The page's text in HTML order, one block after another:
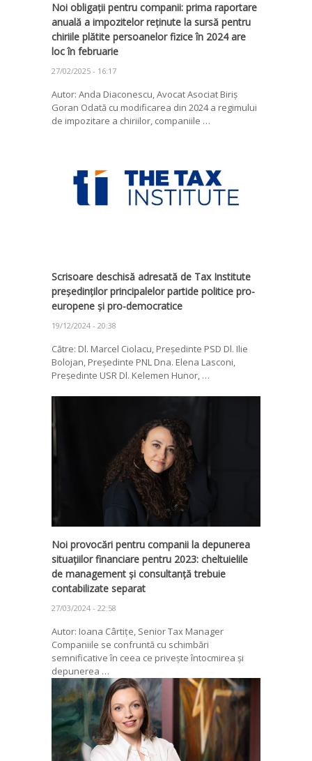
Noi obligații pentru companii: prima raportare
anuală a impozitelor reținute la sursă pentru
chiriile plătite persoanelor fizice în 2024 are
loc în februarie
27/02/2025 - 16:17
Autor: Anda Diaconescu, Avocat Asociat Biriș
Goran Odată cu modificarea din 2024 a regimului
de impozitare a chiriilor, companiile …
Scrisoare deschisă adresată de Tax Institute
președinților principalelor partide politice pro-
europene și pro-democratice
19/12/2024 - 20:38
Către: Dl. Marcel Ciolacu, Președinte PSD Dl. Ilie
Bolojan, Președinte PNL Dna. Elena Lasconi,
Președinte USR Dl. Kelemen Hunor, …
Noi provocări pentru companii la depunerea
situațiilor financiare pentru 2023: cheltuielile
de management și consultanță trebuie
contabilizate separat
27/03/2024 - 22:58
Autor: Ioana Cârtițe, Senior Tax Manager
Companiile se confruntă cu schimbări
semnificative în ceea ce privește întocmirea și
depunerea …